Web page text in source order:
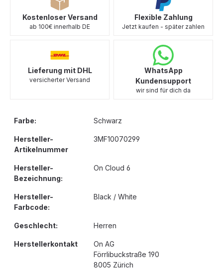
Kostenloser Versand
ab 100€ innerhalb DE
Flexible Zahlung
Jetzt kaufen - später zahlen
Lieferung mit DHL
versicherter Versand
WhatsApp
Kundensupport
wir sind für dich da
Farbe: Schwarz
Hersteller-
Artikelnummer
3MF10070299
Hersteller-
Bezeichnung:
On Cloud 6
Hersteller-
Farbcode:
Black / White
Geschlecht: Herren
Herstellerkontakt
On AG
Förrlibuckstraße 190
8005 Zürich